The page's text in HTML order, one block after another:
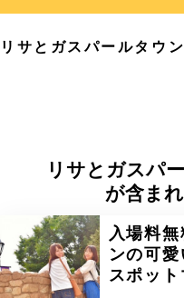
リサとガスパールタウ
リサとガスパ
が含ま
入場料
ンの可
スポット